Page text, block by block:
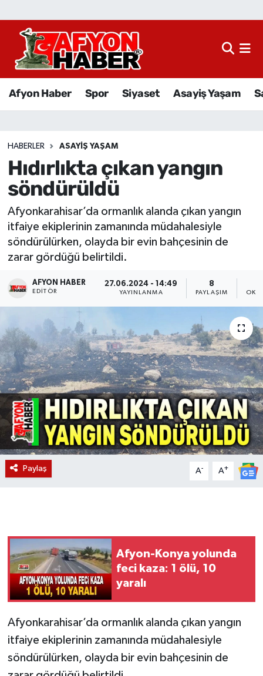
Afyon Haber Spor Siyaset Asayiş Yaşam
HABERLER ASAYIŞ YAŞAM
Hıdırlıkta çıkan yangın
söndürüldü
Afyonkarahisar’da ormanlık alanda çıkan yangın
itfaiye ekiplerinin zamanında müdahalesiyle
söndürülürken, olayda bir evin bahçesinin de
zarar gördüğü belirtildi.
AFYON HABER
EDITÖR
27.06.2024 - 14:49
YAYINLANMA
8
PAYLAŞIM
Paylaş A- A+
Afyon-Konya yolunda
feci kaza: 1 ölü, 10
yaralı
Afyonkarahisar’da ormanlık alanda çıkan yangın
itfaiye ekiplerinin zamanında müdahalesiyle
söndürülürken, olayda bir evin bahçesinin de
Afyon Haber
Sağlık
Eğitim
Sivil Toplum
Ekonomi
Magazin
Etkinlikler